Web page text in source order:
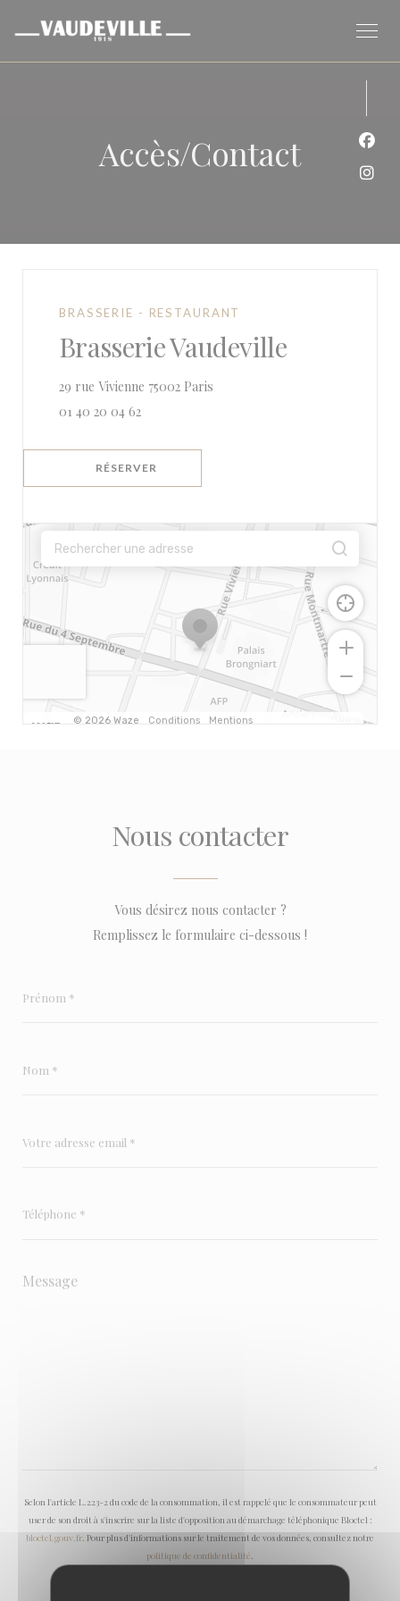
Accès/Contact
BRASSERIE - RESTAURANT
Brasserie Vaudeville
29 rue Vivienne 75002 Paris
01 40 20 04 62
RÉSERVER
Nous contacter
Vous désirez nous contacter ?
Remplissez le formulaire ci-dessous !
Selon l'article L.223-2 du code de la consommation, il est rappelé que le consommateur peut
user de son droit à s'inscrire sur la liste d'opposition au démarchage téléphonique Bloctel :
bloctel.gouv.fr . Pour plus d'informations sur le traitement de vos données, consultez notre
politique de confidentialité